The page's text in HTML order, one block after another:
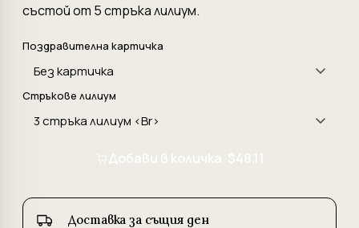
състой от 5 стръка лилиум.
Поздравителна картичка
Стръкове лилиум
Добави в количка · $48.11
Доставка за същия ден